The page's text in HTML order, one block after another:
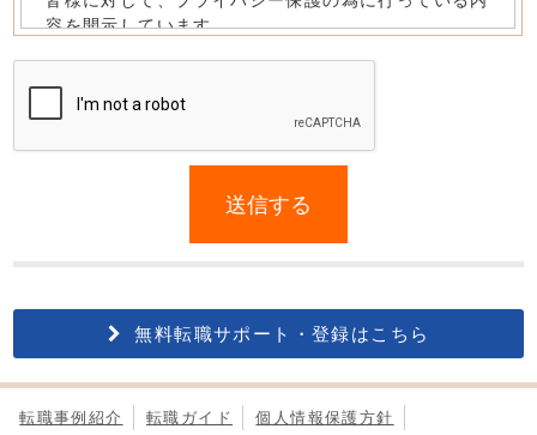
this
送信する
無料転職サポート・登録はこちら
転職事例紹介 転職ガイド 個人情報保護方針